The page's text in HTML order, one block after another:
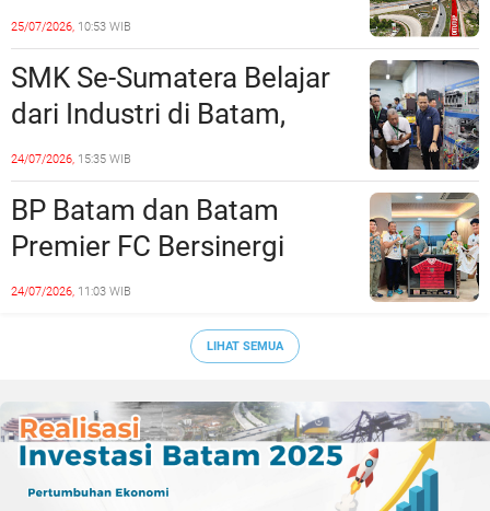
Empat Minggu, Ini Skema
Rekayasa Lalu Lintasnya
25/07/2026, 10:53 WIB
SMK Se-Sumatera Belajar
dari Industri di Batam,
Siapkan Lulusan Siap Kerja
Era Digital
24/07/2026, 15:35 WIB
BP Batam dan Batam
Premier FC Bersinergi
Cetak Generasi Emas
24/07/2026, 11:03 WIB
LIHAT SEMUA